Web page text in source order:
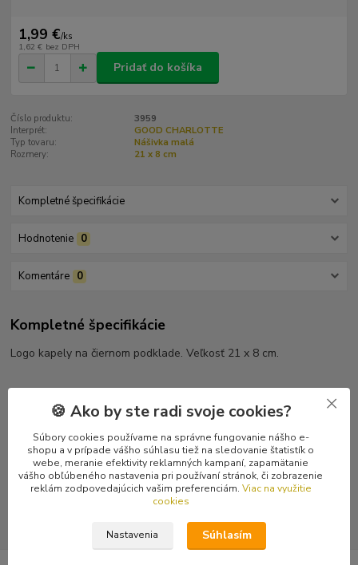
1,99 €/ks
1,62 € bez DPH
Pridať do košíka
Číslo produktu:
3959
Interprét:
GOOD CHARLOTTE
Typ tovaru:
Nášivka malá
Rozmery:
21 x 8 cm
Kompletné špecifikácie
Hodnotenie 0
Komentáre 0
Kompletné špecifikácie
Logo kapely na čiernom podklade. Veľkosť 21 x 8 cm.
Tovar zaradený v kategóriách
Nášivky
Potláčané nášivky
🍪 Ako by ste radi svoje cookies?
Súbory cookies používame na správne fungovanie nášho e-
shopu a v prípade vášho súhlasu tiež na sledovanie štatistík o
webe, meranie efektivity reklamných kampaní, zapamätanie
vášho obľúbeného nastavenia pri používaní stránok, či zobrazenie
reklám zodpovedajúcich vašim preferenciám. Viac na využitie
cookies
Nastavenia Súhlasím